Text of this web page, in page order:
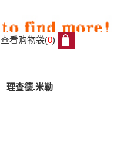
查看购物袋(0)
理查德.米勒